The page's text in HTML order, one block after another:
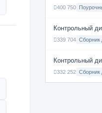
400 750
Контрольный
339 704
Контрольный
332 252